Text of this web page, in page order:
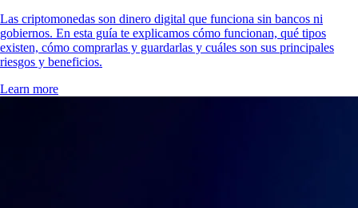
Las criptomonedas son dinero digital que funciona sin bancos ni
gobiernos. En esta guía te explicamos cómo funcionan, qué tipos
existen, cómo comprarlas y guardarlas y cuáles son sus principales
riesgos y beneficios.
Learn more